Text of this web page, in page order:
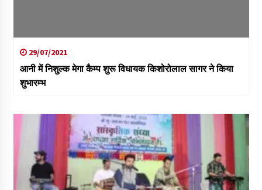
29/07/2021
आनी में निशुल्क मेगा कैम्प शुरू विधायक किशोरोलाल सागर ने किया
शुभारम्भ